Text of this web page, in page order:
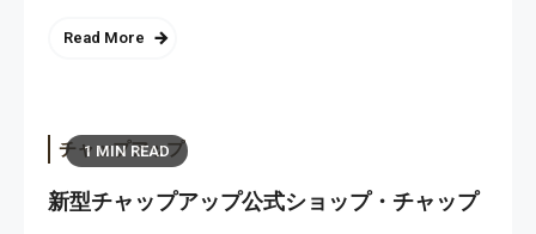
Read More
1 MIN READ
チャップアップ
新型チャップアップ公式ショップ・チャップ